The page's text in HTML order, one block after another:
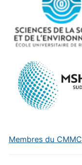
Membres du CMMC